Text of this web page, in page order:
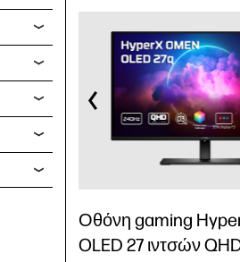
(34,92")
WQHD (3440 x1440)
1.500.000:1 1
0,03msGtG 1
QD-OLED
Οθόνη gaming
OLED 27 ιντσών